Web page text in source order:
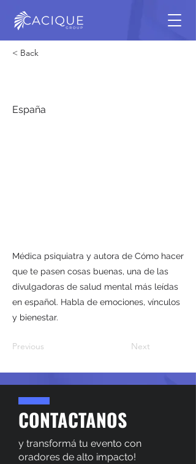
< Back
España
Médica psiquiatra y autora de Cómo hacer
que te pasen cosas buenas, una de las
divulgadoras de salud mental más leídas
en español. Habla de emociones, vínculos
y bienestar.
Previous Next
CONTACTANOS
y transformá tu evento con
oradores de alto impacto!